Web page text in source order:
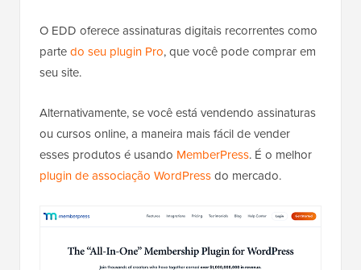
O EDD oferece assinaturas digitais recorrentes como
partedo seu plugin Pro, que você pode comprar em
seu site.
Alternativamente, se você está vendendo assinaturas
ou cursos online, a maneira mais fácil de vender
esses produtos é usando MemberPress. É o melhor
plugin de associação WordPressdo mercado.